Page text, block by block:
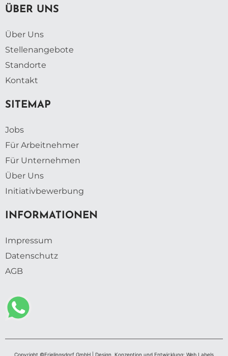
ÜBER UNS
Über Uns
Stellenangebote
Standorte
Kontakt
SITEMAP
Jobs
Für Arbeitnehmer
Für Unternehmen
Über Uns
Initiativbewerbung
INFORMATIONEN
Impressum
Datenschutz
AGB
Copyright ©Frielingsdorf GmbH | Design, Konzeption und Entwicklung: Web Labels